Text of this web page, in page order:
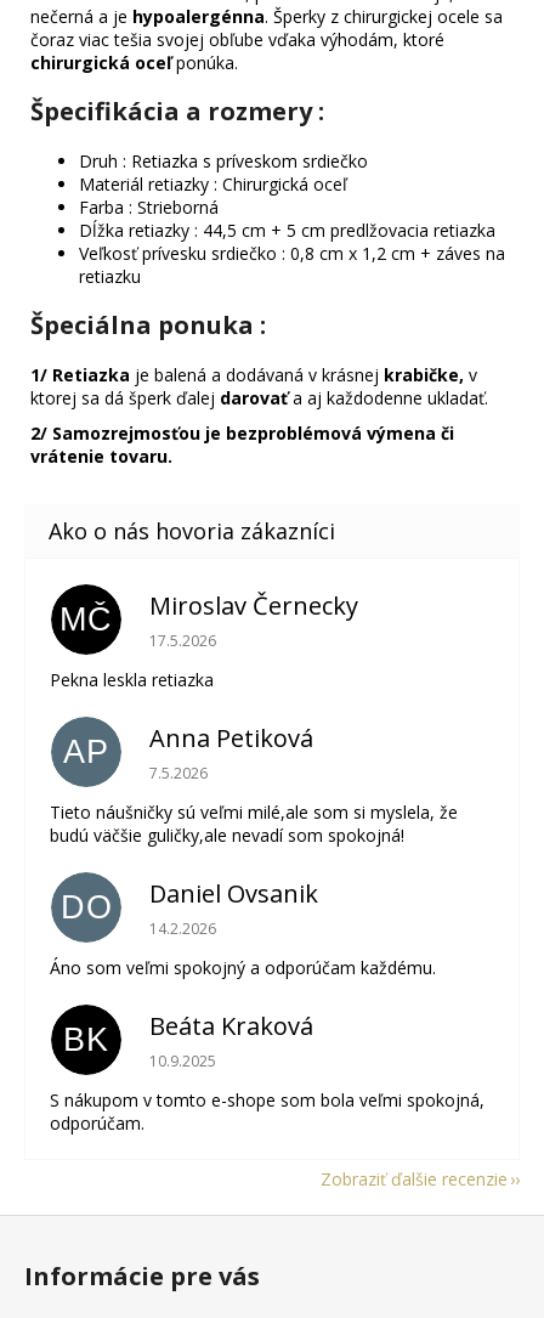
nečerná a je hypoalergénna. Šperky z chirurgickej ocele sa
čoraz viac tešia svojej obľube vďaka výhodám, ktoré
chirurgická oceľponúka.
Špecifikácia a rozmery :
Druh : Retiazka s príveskom srdiečko
Materiál retiazky : Chirurgická oceľ
Farba : Strieborná
Dĺžka retiazky : 44,5 cm + 5 cm predlžovacia retiazka
Veľkosť prívesku srdiečko : 0,8 cm x 1,2 cm + záves na
retiazku
Špeciálna ponuka :
1/ Retiazka je balená a dodávaná v krásnej krabičke, v
ktorej sa dá šperk ďalej darovaťa aj každodenne ukladať.
2/ Samozrejmosťou je bezproblémová výmena či
vrátenie tovaru.
MČ Miroslav Černecky
Hodnotenie obchodu je 5 z 5 hviezdičiek.
17.5.2026
Pekna leskla retiazka
AP Anna Petiková
Hodnotenie obchodu je 5 z 5 hviezdičiek.
7.5.2026
Tieto náušničky sú veľmi milé,ale som si myslela, že
budú väčšie guličky,ale nevadí som spokojná!
DO Daniel Ovsanik
Hodnotenie obchodu je 5 z 5 hviezdičiek.
14.2.2026
Áno som veľmi spokojný a odporúčam každému.
BK Beáta Kraková
Hodnotenie obchodu je 5 z 5 hviezdičiek.
10.9.2025
S nákupom v tomto e-shope som bola veľmi spokojná,
odporúčam.
Zobraziť ďalšie recenzie
Informácie pre vás